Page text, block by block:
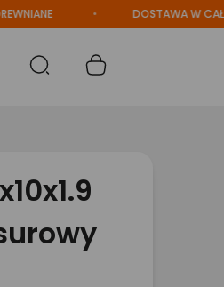
DOSTAWA W CAŁEJ